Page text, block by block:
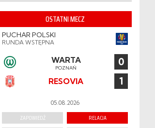
OSTATNI MECZ
PUCHAR POLSKI
RUNDA WSTĘPNA
WARTA
POZNAŃ 0
RESOVIA 1
05.08.2026
ZAPOWIEDŹ
RELACJA